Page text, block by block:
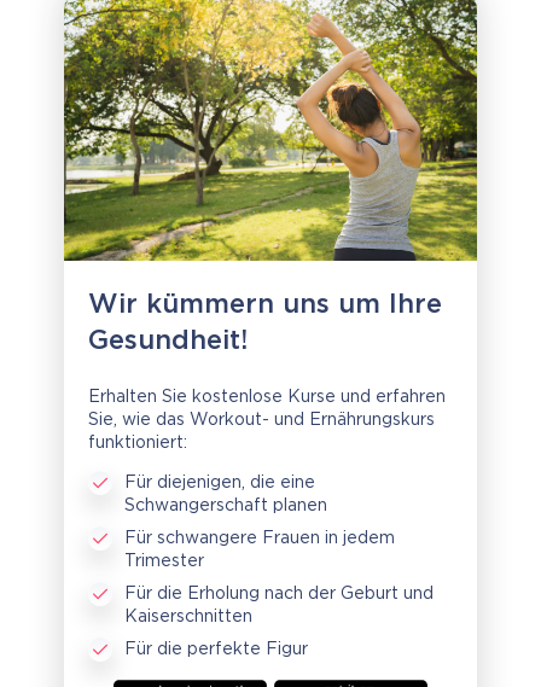
Wir kümmern uns um Ihre
Gesundheit!
Erhalten Sie kostenlose Kurse und erfahren
Sie, wie das Workout- und Ernährungskurs
funktioniert:
Für diejenigen, die eine
Schwangerschaft planen
Für schwangere Frauen in jedem
Trimester
Für die Erholung nach der Geburt und
Kaiserschnitten
Für die perfekte Figur